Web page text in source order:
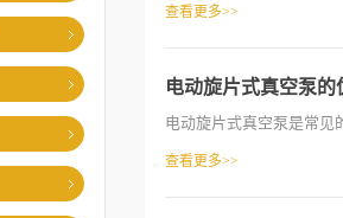
查看更多>>
电动旋片式真空泵的
电动旋片式真空泵是常见
查看更多>>